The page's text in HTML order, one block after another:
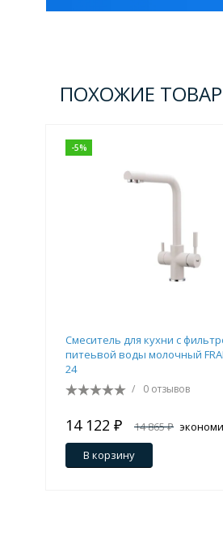
ПОХОЖИЕ
-5%
Смеситель для кухни c
питеьвой воды молочный
24
/ 0 отзывов
14 122 ₽ 14 865 ₽
В корзину